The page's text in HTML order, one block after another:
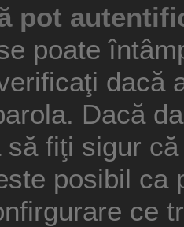
pot
poate
dacă
Dacă
fiţi sigur
posibil ca
ce